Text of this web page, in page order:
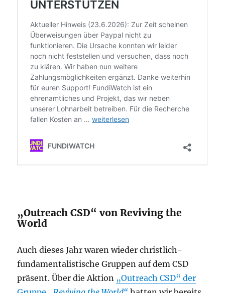
„Outreach CSD“ von Reviving the
World
Auch dieses Jahr waren wieder christlich-
fundamentalistische Gruppen auf dem CSD
präsent. Über die Aktion „Outreach CSD“ der